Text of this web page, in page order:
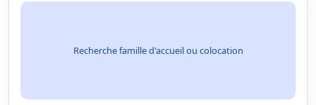
Recherche famille d'accueil ou colocation